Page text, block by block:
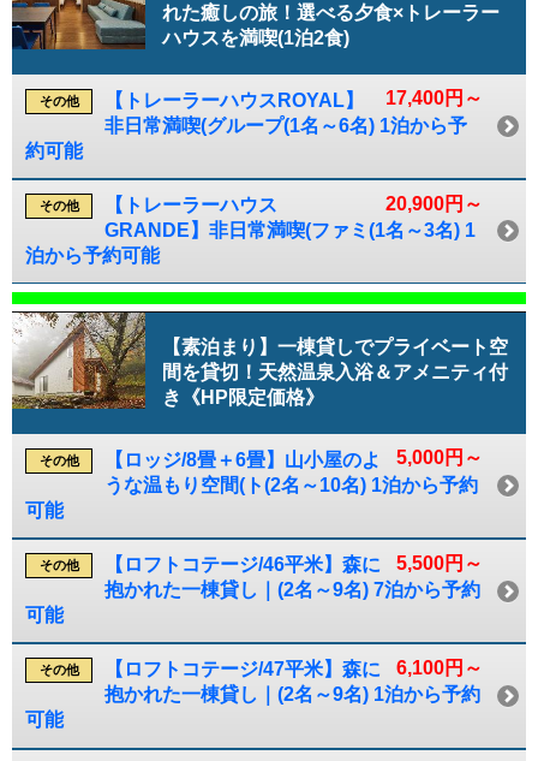
れた癒しの旅！選べる夕食×トレーラー
ハウスを満喫(1泊2食)
17,400円～
その他
【トレーラーハウスROYAL】
非日常満喫(グループ(1名～6名) 1泊から予
約可能
20,900円～
その他
【トレーラーハウス
GRANDE】非日常満喫(ファミ(1名～3名) 1
泊から予約可能
【素泊まり】一棟貸しでプライベート空
間を貸切！天然温泉入浴＆アメニティ付
き《HP限定価格》
5,000円～
その他
【ロッジ/8畳＋6畳】山小屋のよ
うな温もり空間(ト(2名～10名) 1泊から予約
可能
5,500円～
その他
【ロフトコテージ/46平米】森に
抱かれた一棟貸し｜(2名～9名) 7泊から予約
可能
6,100円～
その他
【ロフトコテージ/47平米】森に
抱かれた一棟貸し｜(2名～9名) 1泊から予約
可能